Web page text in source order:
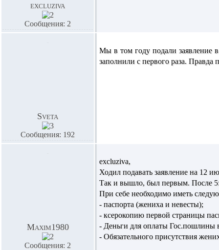
excluziva
Сообщения: 2
Sveta
Сообщения: 192
Мы в том году подали заявление
заполнили с первого раза. Правда
Maxim1980
Сообщения: 2
excluziva,
Ходил подавать заявление на 12
Так и вышло, был первым. После
При себе необходимо иметь
- паспорта (жениха и невесты);
- ксерокопию первой страницы
- Деньги для оплаты Гос.пошлины
- Обязательного присутствия